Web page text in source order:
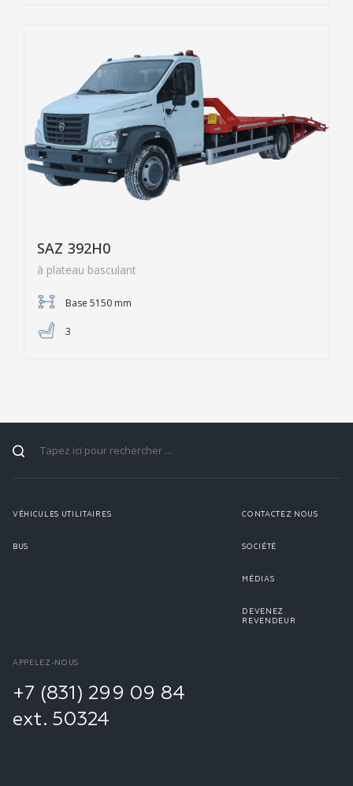
SAZ 392H0
à plateau basculant
Base 5150 mm
3
VÉHICULES UTILITAIRES
BUS
CONTACTEZ NOUS
SOCIÉTÉ
MÉDIAS
DEVENEZ
REVENDEUR
APPELEZ-NOUS
+7 (831) 299 09 84
ext. 50324